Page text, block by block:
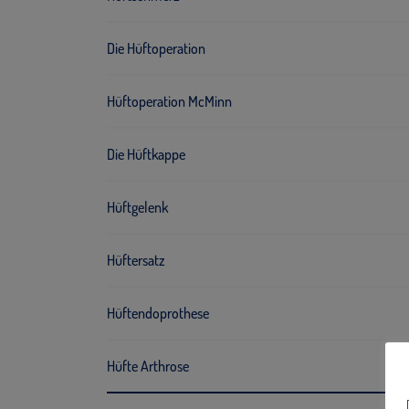
Die Hüftoperation
Hüftoperation McMinn
Die Hüftkappe
Hüftgelenk
Hüftersatz
Hüftendoprothese
Hüfte Arthrose